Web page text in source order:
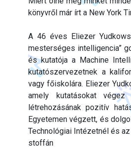
könyvről már írt a New York
A 46 éves Eliezer
mesterséges intelligencia”
és kutatója a Machine
kutatószervezetnek a
vagy főiskolára. Eliezer
amely kutatásokat
létrehozásának pozitív
Egyetemen végzett, és
Technológiai Intézetnél és
stoffán